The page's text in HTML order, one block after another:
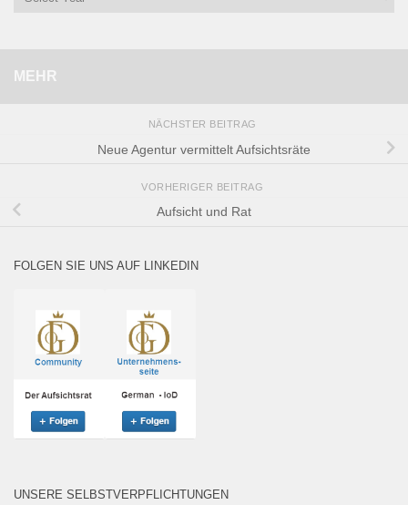
MEHR
NÄCHSTER BEITRAG
Neue Agentur vermittelt Aufsichtsräte
VORHERIGER BEITRAG
Aufsicht und Rat
FOLGEN SIE UNS AUF LINKEDIN
UNSERE SELBSTVERPFLICHTUNGEN